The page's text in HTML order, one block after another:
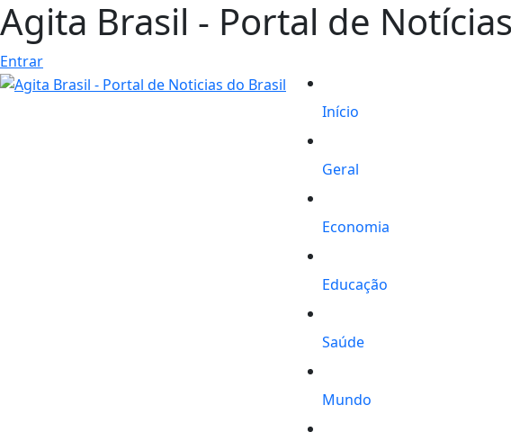
Agita Brasil - Portal de Notícias
Entrar
Início
Geral
Economia
Educação
Saúde
Mundo